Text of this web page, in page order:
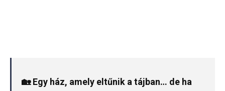
🏡 Egy ház, amely eltűnik a tájban… de ha